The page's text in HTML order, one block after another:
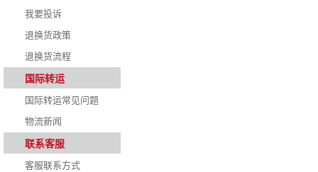
我要投诉
退换货政策
退换货流程
国际转运
国际转运常见问题
物流新闻
联系客服
客服联系方式